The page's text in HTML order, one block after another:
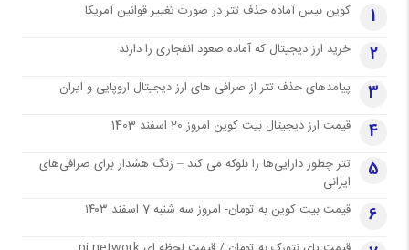
1 کوین بیس آماده حذف تتر در صورت تغییر قوانین آمریکا
2 خرید ارز دیجیتال که آماده صعود انفجاری را دارند
3 پیامدهای حذف تتر از صرافی های ارز دیجیتال اروپایی و ایران
4 قیمت ارز دیجیتال بیت کوین امروز 20 اسفند 1403
5
تتر چطور دارایی‌ها را بلوکه می کند – زنگ هشدار برای صرافی‌های
ایرانی
6 قیمت بیت کوین به تومان- امروز سه شنبه 7 اسفند ۱۴۰۳